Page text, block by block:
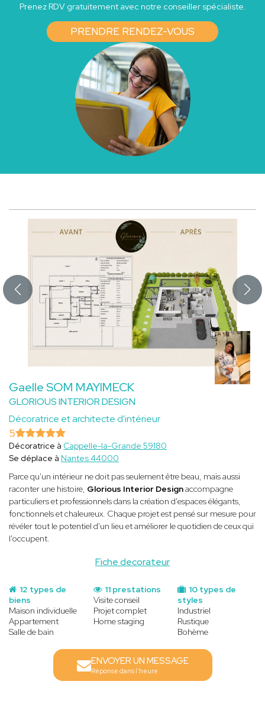
Prenez RDV gratuitement avec notre conseiller spécialiste.
PRENDRE RENDEZ-VOUS
Gaelle SOM MAYIMECK
GLORIOUS INTERIOR DESIGN
Décoratrice et architecte d'intérieur
Fiche decorateur
5
Décoratrice à Cappelle-la-Grande 59180
Se déplace à Nantes 44000
Parce qu'un intérieur ne doit pas seulement être beau, mais aussi
raconter une histoire, Glorious Interior Designaccompagne
particuliers et professionnels dans la création d'espaces élégants,
fonctionnels et chaleureux. Chaque projet est pensé sur mesure pour
révéler tout le potentiel d'un lieu et améliorer le quotidien de ceux qui
l'occupent.
12 types de
biens
Maison individuelle
Appartement
Salle de bain
10 types de
styles
Industriel
Rustique
Bohème
11 prestations
Visite conseil
Projet complet
Home staging
ENVOYER UN MESSAGE
Réponse dans l'heure